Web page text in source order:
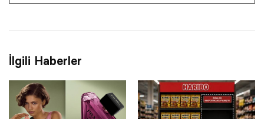
İlgili Haberler